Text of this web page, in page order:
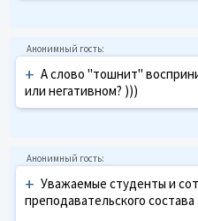
+ А слово "тошнит"
или негативном? )))
+ Уважаемые студенты и
преподавательского